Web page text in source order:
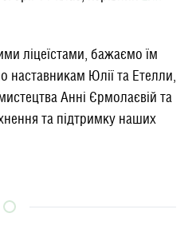
ліцеїстами, бажаємо їм
Юлії та Етелли,
Анні Єрмолаєвій та
та підтримку наших